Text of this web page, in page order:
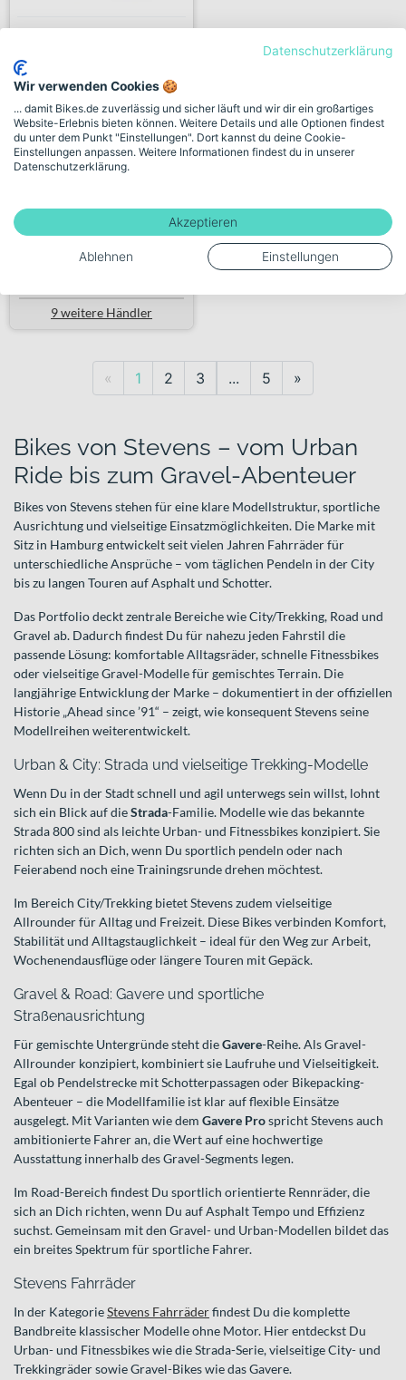
clo...
1.999,00€¹
1.699,00€
+ 1 Farbe
Zweirad Fuhr GmbH
9 weitere Händler
« Previous
1 2 3 ... 5 »
Bikes von Stevens – vom Urban
Ride bis zum Gravel-Abenteuer
Bikes von Stevens stehen für eine klare Modellstruktur, sportliche
Ausrichtung und vielseitige Einsatzmöglichkeiten. Die Marke mit
Sitz in Hamburg entwickelt seit vielen Jahren Fahrräder für
unterschiedliche Ansprüche – vom täglichen Pendeln in der City
bis zu langen Touren auf Asphalt und Schotter.
Das Portfolio deckt zentrale Bereiche wie City/Trekking, Road und
Gravel ab. Dadurch findest Du für nahezu jeden Fahrstil die
passende Lösung: komfortable Alltagsräder, schnelle Fitnessbikes
oder vielseitige Gravel-Modelle für gemischtes Terrain. Die
langjährige Entwicklung der Marke – dokumentiert in der offiziellen
Historie „Ahead since ’91“ – zeigt, wie konsequent Stevens seine
Modellreihen weiterentwickelt.
Urban & City: Strada und vielseitige Trekking-Modelle
Wenn Du in der Stadt schnell und agil unterwegs sein willst, lohnt
sich ein Blick auf dieStrada-Familie. Modelle wie das bekannte
Strada 800 sind als leichte Urban- und Fitnessbikes konzipiert. Sie
richten sich an Dich, wenn Du sportlich pendeln oder nach
Feierabend noch eine Trainingsrunde drehen möchtest.
Im Bereich City/Trekking bietet Stevens zudem vielseitige
Allrounder für Alltag und Freizeit. Diese Bikes verbinden Komfort,
Stabilität und Alltagstauglichkeit – ideal für den Weg zur Arbeit,
Wochenendausflüge oder längere Touren mit Gepäck.
Gravel & Road: Gavere und sportliche
Straßenausrichtung
Für gemischte Untergründe steht dieGavere-Reihe. Als Gravel-
Allrounder konzipiert, kombiniert sie Laufruhe und Vielseitigkeit.
Egal ob Pendelstrecke mit Schotterpassagen oder Bikepacking-
Abenteuer – die Modellfamilie ist klar auf flexible Einsätze
ausgelegt. Mit Varianten wie dem Gavere Prospricht Stevens auch
ambitionierte Fahrer an, die Wert auf eine hochwertige
Ausstattung innerhalb des Gravel-Segments legen.
Im Road-Bereich findest Du sportlich orientierte Rennräder, die
sich an Dich richten, wenn Du auf Asphalt Tempo und Effizienz
suchst. Gemeinsam mit den Gravel- und Urban-Modellen bildet das
ein breites Spektrum für sportliche Fahrer.
Stevens Fahrräder
In der KategorieStevens Fahrräderfindest Du die komplette
Bandbreite klassischer Modelle ohne Motor. Hier entdeckst Du
Urban- und Fitnessbikes wie die Strada-Serie, vielseitige City- und
Trekkingräder sowie Gravel-Bikes wie das Gavere.
Datenschutzerklärung
Wir verwenden Cookies 🍪
... damit Bikes.de zuverlässig und sicher läuft und wir dir ein großartiges
Website-Erlebnis bieten können. Weitere Details und alle Optionen findest
du unter dem Punkt "Einstellungen". Dort kannst du deine Cookie-
Einstellungen anpassen. Weitere Informationen findest du in unserer
Datenschutzerklärung.
Akzeptieren
Ablehnen Einstellungen